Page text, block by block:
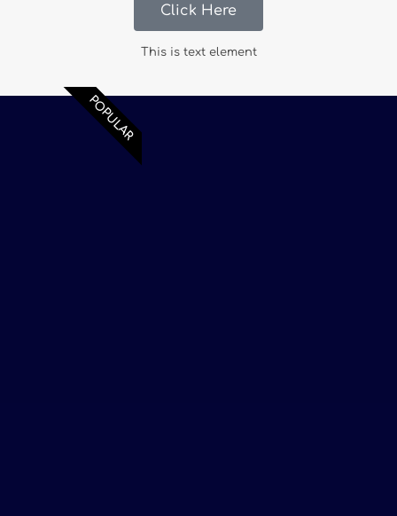
Click Here
This is text element
POPULAR